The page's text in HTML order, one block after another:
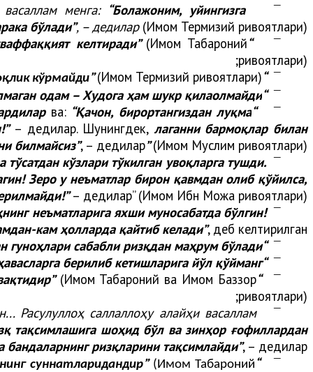
¯
менга: “Болажоним, уйингизга
бўлади”, – дедилар(Имом Термизий ривоятлари);
¯
“Ризқ талабида барвақт ҳаракат қилинглар! Зеро эрталабдан ҳаракат қилиш барака, муваффаққият келтиради”
(Имом Табароний
ривоятлари);
¯
“
кўрмайди”(Имом Термизий ривоятлари);
¯
“
одам – Худога ҳам шукр қилаолмайди
¯
“
ва:“Қачон, бирортангиздан луқма
– дедилар. Шунингдек, лаганни бармоқлар билан
билмайсиз”, – дедилар” (Имом Муслим ривоятлари);
¯
кўзлари тўкилган увоқларга тушди.
Зеро у неъматлар бирон қавмдан олиб қўйилса,
– дедилар” (Имом Ибн Можа ривоятлари);
¯
неъматларига яхши муносабатда бўлгин!
кам ҳолларда қайтиб келади”, деб келтирилган;
¯
“Албатта банда қилган гуноҳлари сабабли ризқдан маҳрум бўлади”
¯
“Фарзандларингизни одобли қилиб тарбияланг, уларни ўз ҳолларига ташлаб, ҳою-ҳавасларга берилиб кетишларига йўл қўйманг”
¯
“Барвақт туриб ризқларингизни талаб қилинглар. Зеро куннинг аввали – барака ва нажот вақтидир”
(Имом Табароний ва Имом Баззор
ривоятлари);
¯
Расулуллоҳ саллаллоҳу алайҳи васаллам
тақсимлашига шоҳид бўл ва зинҳор ғофиллардан
бандаларнинг ризқларини тақсимлайди”, – дедилар”;
¯
“
суннатларидандир” (Имом Табароний